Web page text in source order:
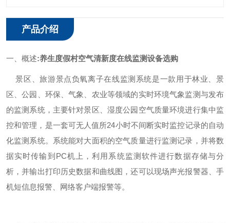
产品介绍
一、概述:养生度假村空气清新度在线监测设备选购
景区、旅游景点负氧离子在线监测系统是一款用于林业、景
区、公园、环保、气象、农业等领域的实时环境气象监测与发布
的监测系统，主要针对景区、湿度公园空气质量环境进行集中监
控和管理，是一套可无人值所24小时不间断实时监控记录的自动
化监测系统。系统能对大面积的空气质量进行监测记录，并将数
据实时传输到PC机上，利用系统监测软件进行数据存储与分
析，并输出打印历史数据和曲线图，还可以现场声光报警器、手
机短信息报警、网络客户端报警等。